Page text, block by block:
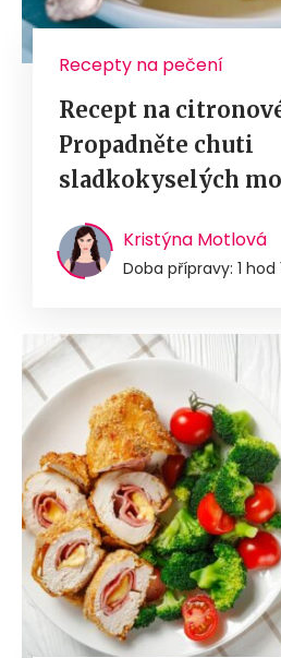
Recepty na pečení
Recept na
Propadněte chuti
sladkokyselých
Kristýna Motlová
Doba přípravy: 1 hod